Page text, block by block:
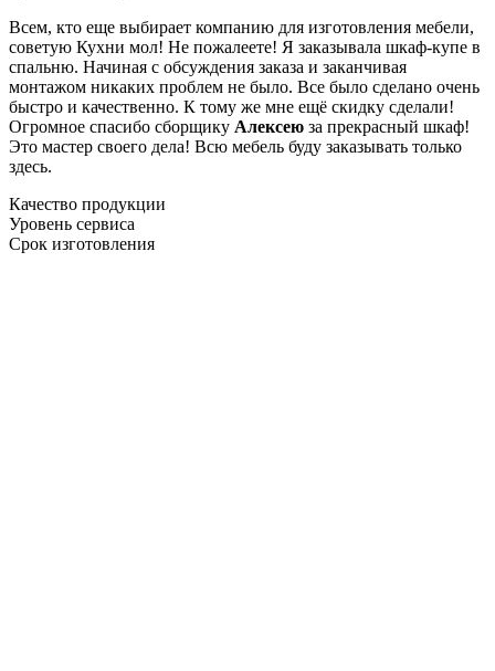
Всем, кто еще выбирает компанию для изготовления мебели,
советую Кухни мол! Не пожалеете! Я заказывала шкаф-купе в
спальню. Начиная с обсуждения заказа и заканчивая
монтажом никаких проблем не было. Все было сделано очень
быстро и качественно. К тому же мне ещё скидку сделали!
Огромное спасибо сборщику Алексею за прекрасный шкаф!
Это мастер своего дела! Всю мебель буду заказывать только
здесь.
Качество продукции
Уровень сервиса
Срок изготовления